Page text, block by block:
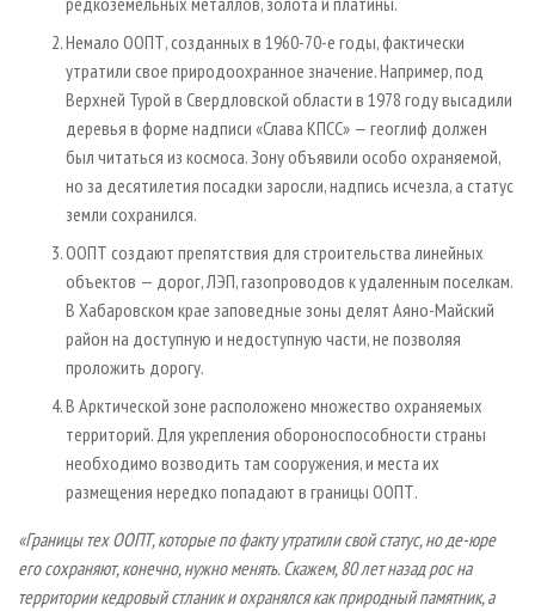
Немало ООПТ, созданных в 1960-70-е годы, фактически
утратили свое природоохранное значение. Например, под
Верхней Турой в Свердловской области в 1978 году высадили
деревья в форме надписи «Слава КПСС» — геоглиф должен
был читаться из космоса. Зону объявили особо охраняемой,
но за десятилетия посадки заросли, надпись исчезла, а статус
земли сохранился.
ООПТ создают препятствия для строительства линейных
объектов — дорог, ЛЭП, газопроводов к удаленным поселкам.
В Хабаровском крае заповедные зоны делят Аяно-Майский
район на доступную и недоступную части, не позволяя
проложить дорогу.
В Арктической зоне расположено множество охраняемых
территорий. Для укрепления обороноспособности страны
необходимо возводить там сооружения, и места их
размещения нередко попадают в границы ООПТ.
«Границы тех ООПТ, которые по факту утратили свой статус, но де-юре
его сохраняют, конечно, нужно менять. Скажем, 80 лет назад рос на
территории кедровый стланик и охранялся как природный памятник, а